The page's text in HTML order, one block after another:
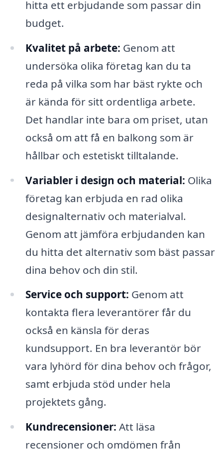
hitta ett erbjudande som passar din
budget.
Kvalitet på arbete: Genom att
undersöka olika företag kan du ta
reda på vilka som har bäst rykte och
är kända för sitt ordentliga arbete.
Det handlar inte bara om priset, utan
också om att få en balkong som är
hållbar och estetiskt tilltalande.
Variabler i design och material: Olika
företag kan erbjuda en rad olika
designalternativ och materialval.
Genom att jämföra erbjudanden kan
du hitta det alternativ som bäst passar
dina behov och din stil.
Service och support: Genom att
kontakta flera leverantörer får du
också en känsla för deras
kundsupport. En bra leverantör bör
vara lyhörd för dina behov och frågor,
samt erbjuda stöd under hela
projektets gång.
Kundrecensioner: Att läsa
recensioner och omdömen från